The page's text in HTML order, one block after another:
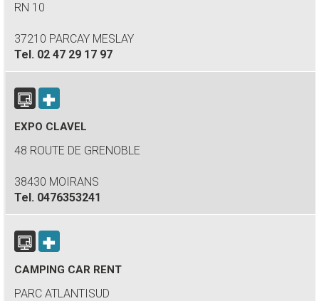
RN 10
37210 PARCAY MESLAY
Tel. 02 47 29 17 97
EXPO CLAVEL
48 ROUTE DE GRENOBLE
38430 MOIRANS
Tel. 0476353241
CAMPING CAR RENT
PARC ATLANTISUD